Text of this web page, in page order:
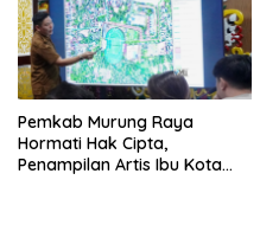
Pemkab Murung Raya
Hormati Hak Cipta,
Penampilan Artis Ibu Kota